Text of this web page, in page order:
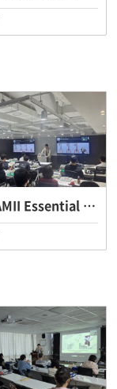
제90기 AMII Essential Course